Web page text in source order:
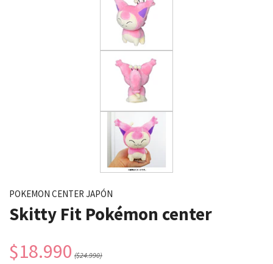
POKEMON CENTER JAPÓN
Skitty Fit Pokémon center
$18.990 ($24.990)